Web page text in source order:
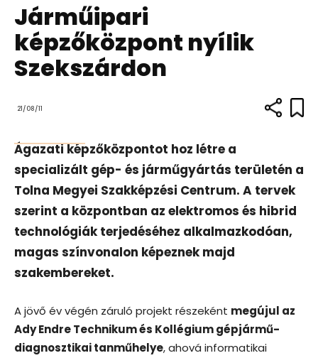
Járműipari
képzőközpont nyílik
Szekszárdon
21/08/11
Ágazati képzőközpontot hoz létre a
specializált gép- és járműgyártás területén a
Tolna Megyei Szakképzési Centrum. A tervek
szerint a központban az elektromos és hibrid
technológiák terjedéséhez alkalmazkodóan,
magas színvonalon képeznek majd
szakembereket.
A jövő év végén záruló projekt részeként megújul az
Ady Endre Technikum és Kollégium gépjármű-
diagnosztikai tanműhelye, ahová informatikai